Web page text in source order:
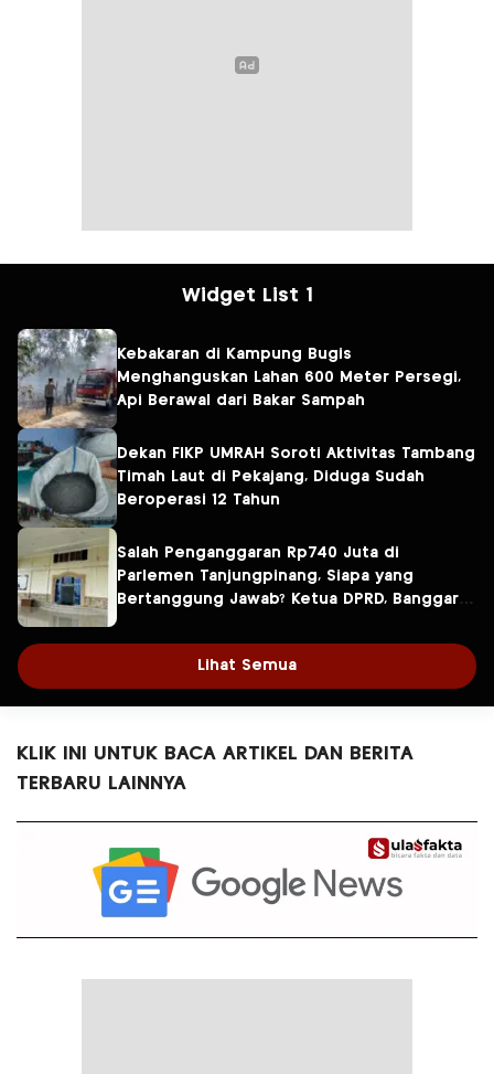
Widget List 1
Kebakaran di Kampung Bugis
Menghanguskan Lahan 600 Meter Persegi,
Api Berawal dari Bakar Sampah
Dekan FIKP UMRAH Soroti Aktivitas Tambang
Timah Laut di Pekajang, Diduga Sudah
Beroperasi 12 Tahun
Salah Penganggaran Rp740 Juta di
Parlemen Tanjungpinang, Siapa yang
Bertanggung Jawab? Ketua DPRD, Banggar
Lihat Semua
KLIK INI UNTUK BACA ARTIKEL DAN BERITA
TERBARU LAINNYA